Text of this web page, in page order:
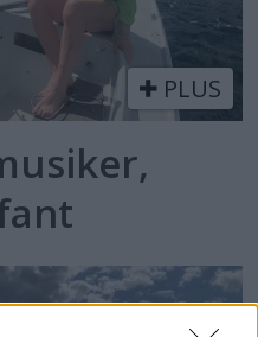
PLUS